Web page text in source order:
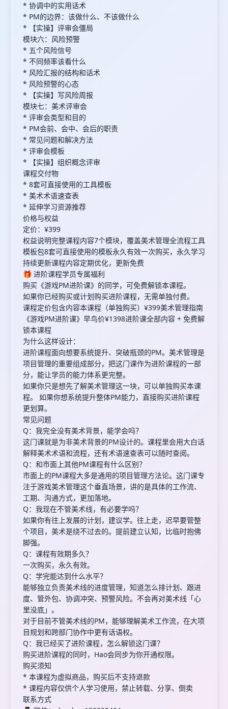
* 协调中的实用话术
* PM的边界：该做什么、不该做什么
* 【实操】评审会僵局
模块六：风险预警
* 五个风险信号
* 不同频率该看什么
* 风险汇报的结构和话术
* 风险预警的心态
* 【实操】写风险周报
模块七：美术评审会
* 评审会类型和目的
* PM会前、会中、会后的职责
* 常见问题和解决方法
* 评审会模板
* 【实操】组织概念评审
课程交付物
* 8套可直接使用的工具模板
* 美术术语速查表
* 延伸学习资源推荐
价格与权益
定价：¥399
权益说明完整课程内容7个模块，覆盖美术管理全流程工具
模板包8套可直接使用的模板永久有效一次购买，永久学习
持续更新课程内容定期优化，更新免费
🎁 进阶课程学员专属福利
购买《游戏PM进阶课》的同学，可免费解锁本课程。
如果你已经购买或计划购买进阶课程，无需单独付费。
课程定价包含内容本课程（单独购买）¥399美术管理指南
《游戏PM进阶课》早鸟价¥1398进阶课全部内容 + 免费解
锁本课程
为什么这样设计：
进阶课程面向想要系统提升、突破瓶颈的PM。美术管理是
项目管理的重要组成部分，把这门课作为进阶课程的一部
分，能让学员的能力体系更完整。
如果你只是想先了解美术管理这一块，可以单独购买本课
程。 如果你想系统提升整体PM能力，直接购买进阶课程
更划算。
常见问题
Q：我完全没有美术背景，能学会吗？
这门课就是为非美术背景的PM设计的。课程里会用大白话
解释美术术语和流程，还有术语速查表可以随时查阅。
Q：和市面上其他PM课程有什么区别？
市面上的PM课程大多是通用的项目管理方法论。这门课专
注于游戏美术管理这个垂直场景，讲的是具体的工作流、
工期、沟通方式，更加落地。
Q：我现在不管美术线，有必要学吗？
如果你有往上发展的计划，建议学。往上走，迟早要管整
个项目，美术是绕不过去的。提前建立认知，比临时抱佛
脚强。
Q：课程有效期多久？
一次购买，永久有效。
Q：学完能达到什么水平？
能够独立负责美术线的进度管理，知道怎么排计划、跟进
度、管外包、协调冲突、预警风险。不会再对美术线「心
里没底」。
对于目前不管美术线的PM，能够理解美术工作流，在大项
目规划和跨部门协作中更有话语权。
Q：我已经买了进阶课程，怎么解锁这门课？
购买进阶课程的同时，Hao会同步为你开通权限。
购买须知
* 本课程为虚拟商品，购买后不支持退款
* 课程内容仅供个人学习使用，禁止转载、分享、倒卖
联系方式